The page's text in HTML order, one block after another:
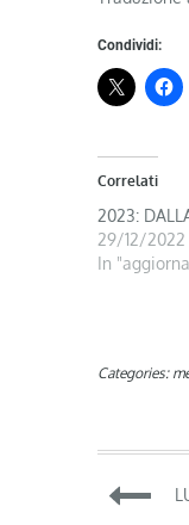
Condividi:
Correlati
2023:
29/12/2022
In
Categories: